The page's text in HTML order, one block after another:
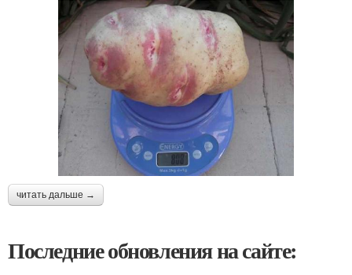
читать дальше →
Последние обновления на сайте: